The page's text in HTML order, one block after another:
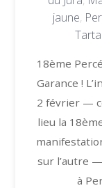
jaune,
18ème
Garance !
2 février —
lieu la
sur l’autre
à